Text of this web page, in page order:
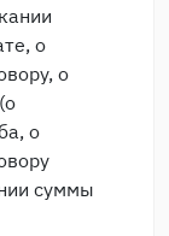
о
о
о
суммы